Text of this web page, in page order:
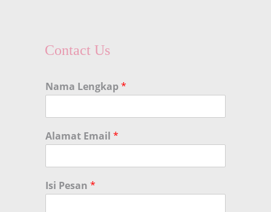
Contact Us
Nama Lengkap*
Alamat Email *
Isi Pesan *